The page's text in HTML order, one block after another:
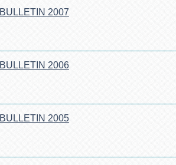
BULLETIN 2007
BULLETIN 2006
BULLETIN 2005